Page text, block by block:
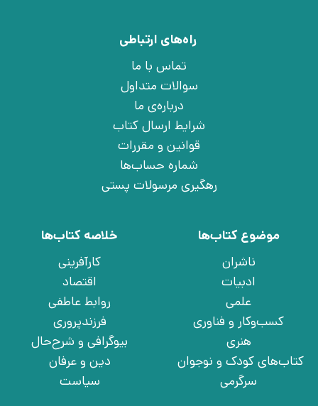
راه‌های ارتباطی
تماس با ما
سوالات متداول
درباره‌ی ما
شرایط ارسال کتاب
قوانین و مقررات
شماره حساب‌ها
رهگیری مرسولات پستی
موضوع کتاب‌ها
ناشران
ادبیات
علمی
کسب‌وکار و فناوری
هنری
کتاب‌های کودک و نوجوان
سرگرمی
خلاصه کتاب‌ها
کارآفرینی
اقتصاد
روابط عاطفی
فرزندپروری
بیوگرافی و شرح‌حال
دین و عرفان
سیاست